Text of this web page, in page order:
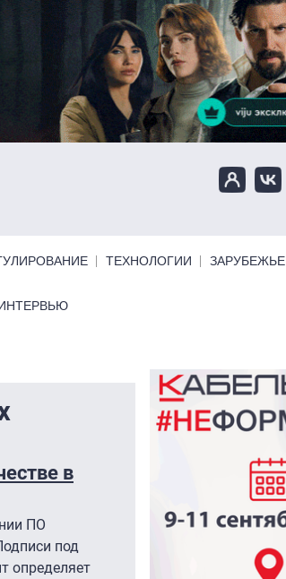
ТЕХНОЛОГИИ ЗАРУБЕЖЬЕ
в
ПО
под
определяет